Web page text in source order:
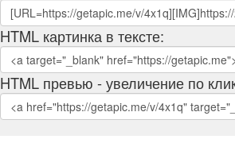
HTML картинка в тексте:
HTML превью - увеличение по